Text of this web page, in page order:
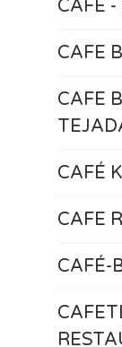
CAFÉ
CAFE
CAFE
CAFÉ
CAFE
CAFÉ-